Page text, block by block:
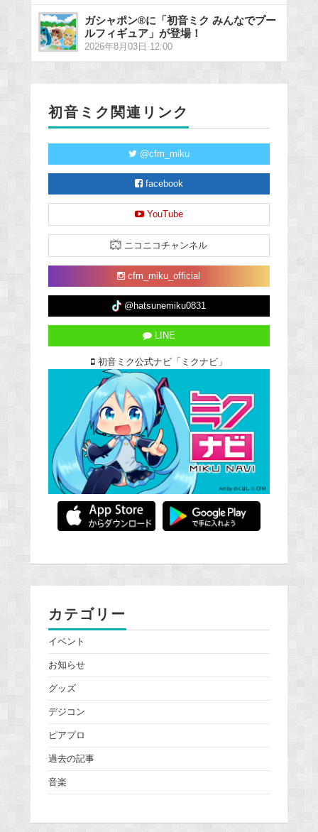
ガシャポン®に「初音ミク みんなでプー
ルフィギュア」が登場！
2026年8月03日 12:00
初音ミク関連リンク
@cfm_miku
facebook
YouTube
ニコニコチャンネル
cfm_miku_official
@hatsunemiku0831
LINE
初音ミク公式ナビ「ミクナビ」
カテゴリー
イベント
お知らせ
グッズ
デジコン
ピアプロ
過去の記事
音楽